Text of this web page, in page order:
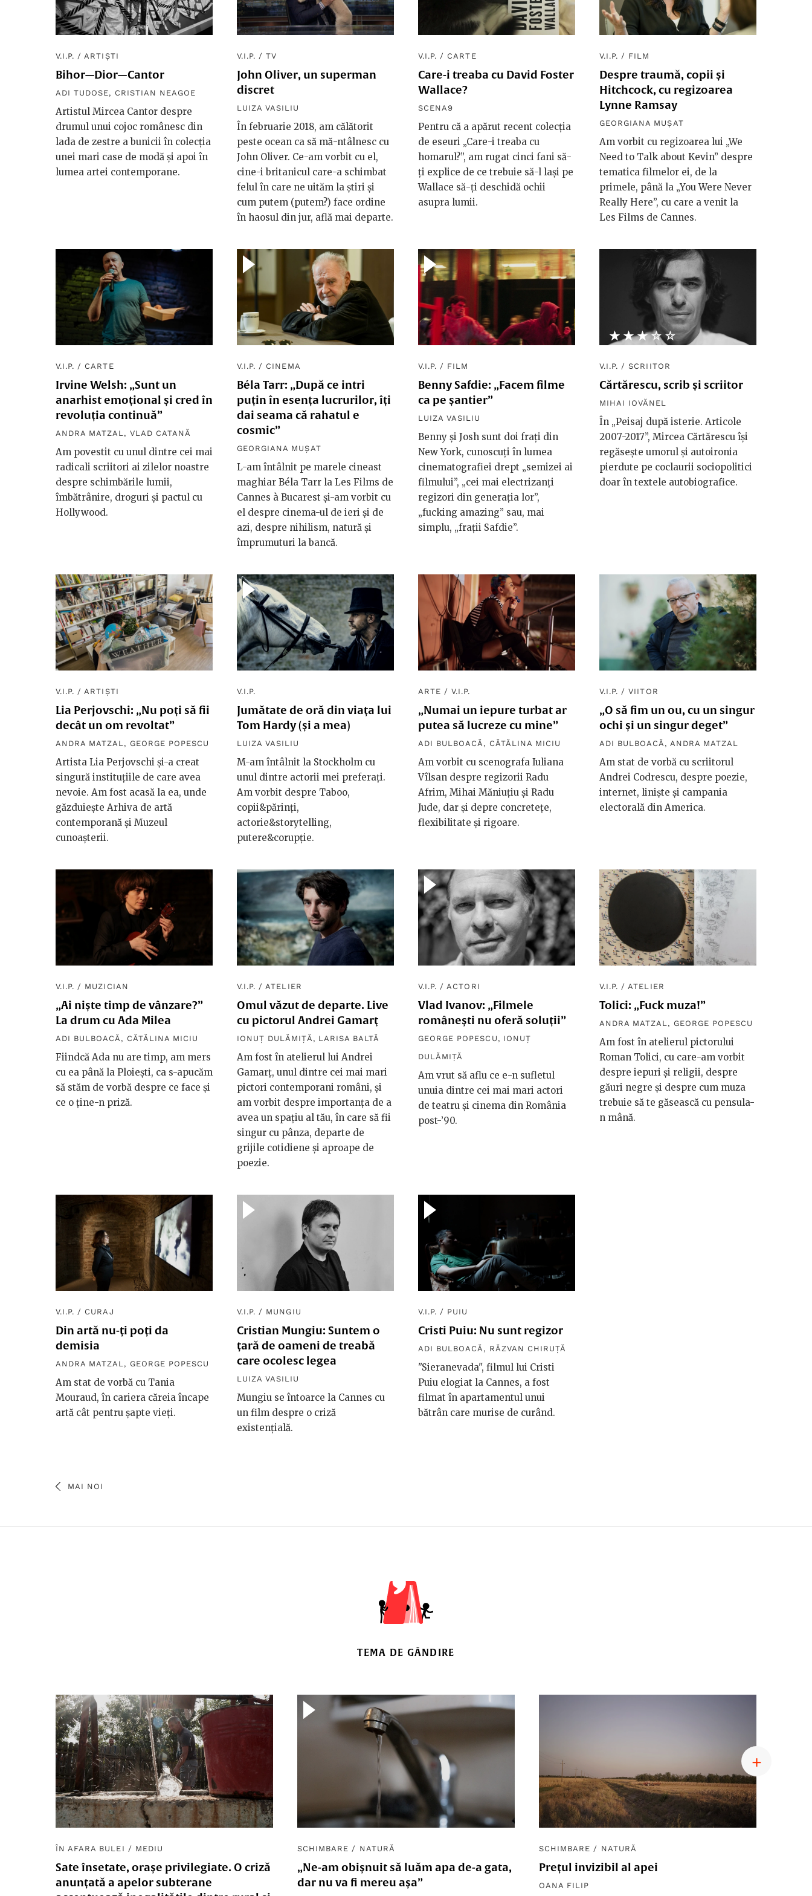
V.I.P. / ARTIȘTI
Bihor—Dior—Cantor
ADI TUDOSE, CRISTIAN NEAGOE
Artistul Mircea Cantor despre
drumul unui cojoc românesc din
lada de zestre a bunicii în colecția
unei mari case de modă și apoi în
lumea artei contemporane.
V.I.P. /TV
John Oliver, un superman
discret
LUIZA VASILIU
În februarie 2018, am călătorit
peste ocean ca să mă-ntâlnesc cu
John Oliver. Ce-am vorbit cu el,
cine-i britanicul care-a schimbat
felul în care ne uităm la știri și
cum putem (putem?) face ordine
în haosul din jur, află mai departe.
V.I.P. / CARTE
Care-i treaba cu David Foster
Wallace?
SCENA9
Pentru că a apărut recent colecția
de eseuri „Care-i treaba cu
homarul?”, am rugat cinci fani să-
ți explice de ce trebuie să-l lași pe
Wallace să-ți deschidă ochii
asupra lumii.
V.I.P. / FILM
Despre traumă, copii și
Hitchcock, cu regizoarea
Lynne Ramsay
GEORGIANA MUȘAT
Am vorbit cu regizoarea lui „We
Need to Talk about Kevin” despre
tematica filmelor ei, de la
primele, până la „You Were Never
Really Here”, cu care a venit la
Les Films de Cannes.
V.I.P. / CARTE
Irvine Welsh: „Sunt un
anarhist emoțional și cred în
revoluția continuă”
ANDRA MATZAL , VLAD CATANĂ
Am povestit cu unul dintre cei mai
radicali scriitori ai zilelor noastre
despre schimbările lumii,
îmbătrânire, droguri și pactul cu
Hollywood.
V.I.P. / CINEMA
Béla Tarr: „După ce intri
puțin în esența lucrurilor, îți
dai seama că rahatul e
cosmic”
GEORGIANA MUȘAT
L-am întâlnit pe marele cineast
maghiar Béla Tarr la Les Films de
Cannes à Bucarest și-am vorbit cu
el despre cinema-ul de ieri și de
azi, despre nihilism, natură și
împrumuturi la bancă.
V.I.P. / FILM
Benny Safdie: „Facem filme
ca pe șantier”
LUIZA VASILIU
Benny și Josh sunt doi frați din
New York, cunoscuți în lumea
cinematografiei drept „semizei ai
filmului”, „cei mai electrizanți
regizori din generația lor”,
„fucking amazing” sau, mai
simplu, „frații Safdie”.
★★★★★
☆☆☆☆☆
V.I.P. /SCRIITOR
Cărtărescu, scrib și scriitor
MIHAI IOVĂNEL
În „Peisaj după isterie. Articole
2007-2017”, Mircea Cărtărescu își
regăsește umorul și autoironia
pierdute pe coclaurii sociopolitici
doar în textele autobiografice.
V.I.P. / ARTIȘTI
Lia Perjovschi: „Nu poți să fii
decât un om revoltat”
ANDRA MATZAL , GEORGE POPESCU
Artista Lia Perjovschi și-a creat
singură instituțiile de care avea
nevoie. Am fost acasă la ea, unde
găzduiește Arhiva de artă
contemporană și Muzeul
cunoașterii.
V.I.P.
Jumătate de oră din viața lui
Tom Hardy (și a mea)
LUIZA VASILIU
M-am întâlnit la Stockholm cu
unul dintre actorii mei preferați.
Am vorbit despre Taboo,
copii&părinți,
actorie&storytelling,
putere&corupție.
ARTE /V.I.P.
„Numai un iepure turbat ar
putea să lucreze cu mine”
ADI BULBOACĂ , CĂTĂLINA MICIU
Am vorbit cu scenografa Iuliana
Vîlsan despre regizorii Radu
Afrim, Mihai Măniuțiu și Radu
Jude, dar și depre concretețe,
flexibilitate și rigoare.
V.I.P. /VIITOR
„O să fim un ou, cu un singur
ochi și un singur deget”
ADI BULBOACĂ , ANDRA MATZAL
Am stat de vorbă cu scriitorul
Andrei Codrescu, despre poezie,
internet, liniște și campania
electorală din America.
V.I.P. / MUZICIAN
„Ai niște timp de vânzare?”
La drum cu Ada Milea
ADI BULBOACĂ , CĂTĂLINA MICIU
Fiindcă Ada nu are timp, am mers
cu ea până la Ploiești, ca s-apucăm
să stăm de vorbă despre ce face și
ce o ține-n priză.
V.I.P. / ATELIER
Omul văzut de departe. Live
cu pictorul Andrei Gamarţ
IONUȚ DULĂMIȚĂ , LARISA BALTĂ
Am fost în atelierul lui Andrei
Gamarţ, unul dintre cei mai mari
pictori contemporani români, şi
am vorbit despre importanţa de a
avea un spaţiu al tău, în care să fii
singur cu pânza, departe de
grijile cotidiene şi aproape de
poezie.
V.I.P. / ACTORI
Vlad Ivanov: „Filmele
românești nu oferă soluții”
GEORGE POPESCU , IONUȚ
DULĂMIȚĂ
Am vrut să aflu ce e-n sufletul
unuia dintre cei mai mari actori
de teatru și cinema din România
post-’90.
V.I.P. / ATELIER
Tolici: „Fuck muza!”
ANDRA MATZAL , GEORGE POPESCU
Am fost în atelierul pictorului
Roman Tolici, cu care-am vorbit
despre iepuri și religii, despre
găuri negre și despre cum muza
trebuie să te găsească cu pensula-
n mână.
V.I.P. / CURAJ
Din artă nu-ți poți da
demisia
ANDRA MATZAL , GEORGE POPESCU
Am stat de vorbă cu Tania
Mouraud, în cariera căreia încape
artă cât pentru șapte vieți.
V.I.P. / MUNGIU
Cristian Mungiu: Suntem o
țară de oameni de treabă
care ocolesc legea
LUIZA VASILIU
Mungiu se întoarce la Cannes cu
un film despre o criză
existențială.
V.I.P. / PUIU
Cristi Puiu: Nu sunt regizor
ADI BULBOACĂ , RĂZVAN CHIRUȚĂ
"Sieranevada", filmul lui Cristi
Puiu elogiat la Cannes, a fost
filmat în apartamentul unui
bătrân care murise de curând.
MAI NOI
TEMA DE GÂNDIRE
ÎN AFARA BULEI / MEDIU
Sate însetate, orașe privilegiate. O criză
anunțată a apelor subterane
SCHIMBARE / NATURĂ
„Ne-am obișnuit să luăm apa de-a gata,
dar nu va fi mereu așa”
SCHIMBARE / NATURĂ
Prețul invizibil al apei
OANA FILIP